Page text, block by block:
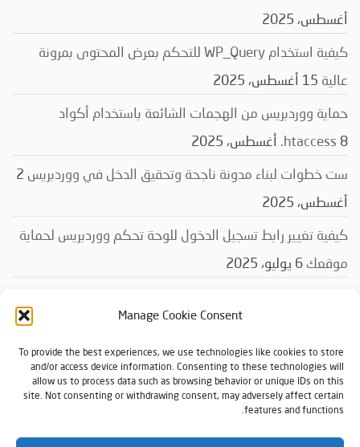
Manage Cookie Consent
To provide the best experiences, we use technologies like cookies to store
and/or access device information. Consenting to these technologies will
allow us to process data such as browsing behavior or unique IDs on this
site. Not consenting or withdrawing consent, may adversely affect certain
features and functions.
أغسطس، 2025
كيفية استخدام WP_Query للتحكم بعرض المحتوى بمرونة
عالية 15 أغسطس، 2025
حماية ووردبريس من الهجمات الشائعة باستخدام أكواد
‎.htaccess 8 أغسطس، 2025
ست خطوات لبناء مدونة ناجحة وتحقيق الدخل في ووردبريس 2
أغسطس، 2025
كيفية تغيير رابط تسجيل الدخول للوحة تحكم ووردبريس لحماية
موقعك6 يوليو، 2025
التصنيفات